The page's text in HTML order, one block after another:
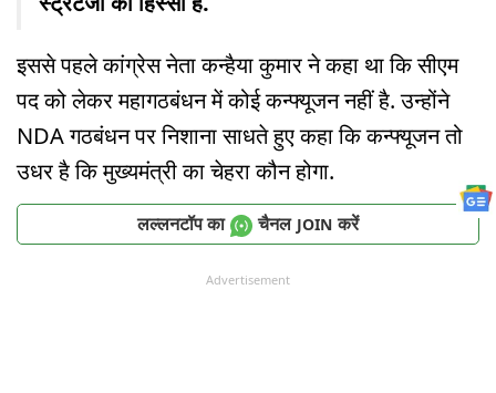
इससे पहले कांग्रेस नेता कन्हैया कुमार ने कहा था कि सीएम
पद को लेकर महागठबंधन में कोई कन्फ्यूजन नहीं है. उन्होंने
NDA गठबंधन पर निशाना साधते हुए कहा कि कन्फ्यूजन तो
उधर है कि मुख्यमंत्री का चेहरा कौन होगा.
लल्लनटॉप का चैनल JOIN करें
Advertisement